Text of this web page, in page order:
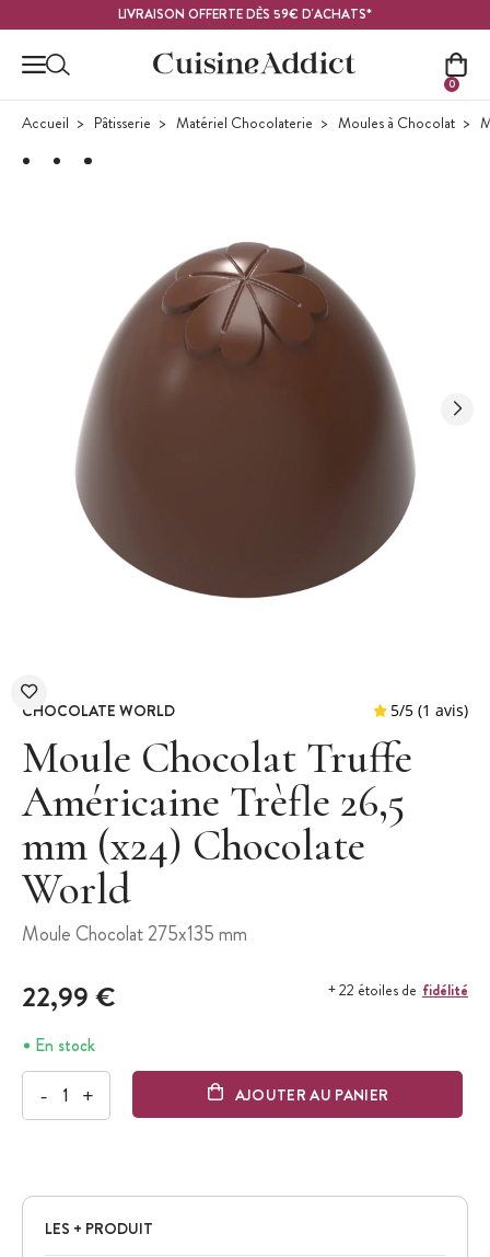
LIVRAISON OFFERTE DÈS 59€ D'ACHATS*
0
Accueil Pâtisserie Matériel Chocolaterie Moules à Chocolat
CHOCOLATE WORLD
Moule Chocolat Truffe
Américaine Trèfle 26,5
mm (x24) Chocolate
World
Moule Chocolat 275x135 mm
22,99 € + 22 étoiles de fidélité
En stock
- + AJOUTER AU PANIER
LES + PRODUIT